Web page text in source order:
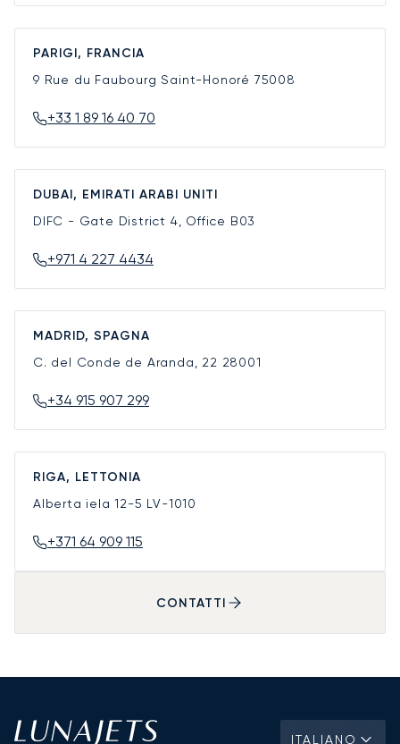
PARIGI, FRANCIA
9 Rue du Faubourg Saint-Honoré 75008
+33 1 89 16 40 70
DUBAI, EMIRATI ARABI UNITI
DIFC - Gate District 4, Office B03
+971 4 227 4434
MADRID, SPAGNA
C. del Conde de Aranda, 22 28001
+34 915 907 299
RIGA, LETTONIA
Alberta iela 12-5 LV-1010
+371 64 909 115
CONTATTI
ITALIANO